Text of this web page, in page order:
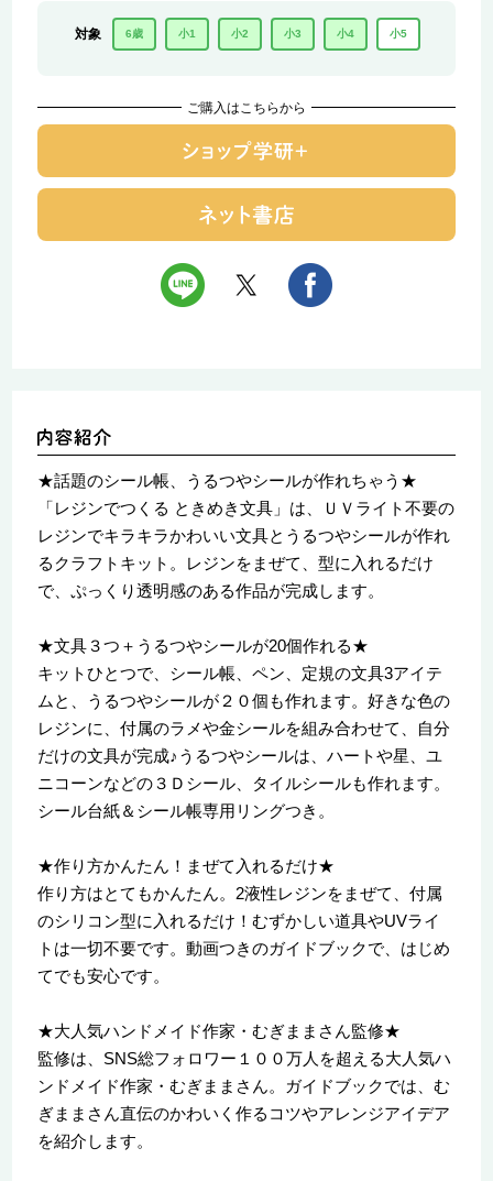
対象 6歳 小1 小2 小3 小4 小5
ご購入はこちらから
★話題のシール帳、うるつやシールが作れちゃう★
「レジンでつくる ときめき文具」は、ＵＶライト不要の
レジンでキラキラかわいい文具とうるつやシールが作れ
るクラフトキット。レジンをまぜて、型に入れるだけ
で、ぷっくり透明感のある作品が完成します。
★文具３つ＋うるつやシールが20個作れる★
キットひとつで、シール帳、ペン、定規の文具3アイテ
ムと、うるつやシールが２０個も作れます。好きな色の
レジンに、付属のラメや金シールを組み合わせて、自分
だけの文具が完成♪うるつやシールは、ハートや星、ユ
ニコーンなどの３Ｄシール、タイルシールも作れます。
シール台紙＆シール帳専用リングつき。
★作り方かんたん！まぜて入れるだけ★
作り方はとてもかんたん。2液性レジンをまぜて、付属
のシリコン型に入れるだけ！むずかしい道具やUVライ
トは一切不要です。動画つきのガイドブックで、はじめ
てでも安心です。
★大人気ハンドメイド作家・むぎままさん監修★
監修は、SNS総フォロワー１００万人を超える大人気ハ
ンドメイド作家・むぎままさん。ガイドブックでは、む
ぎままさん直伝のかわいく作るコツやアレンジアイデア
を紹介します。